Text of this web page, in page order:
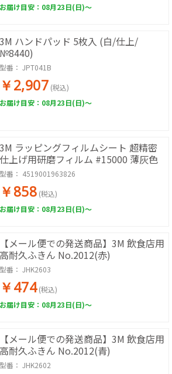
お届け目安：08月23日(日)～
3M ハンドパッド 5枚入 (白/仕上/
№8440)
型番： JPT041B
￥2,907 (税込)
お届け目安：08月23日(日)～
3M ラッピングフィルムシート 超精密
仕上げ用研磨フィルム #15000 薄灰色
型番： 4519001963826
￥858 (税込)
お届け目安：08月23日(日)～
【メール便での発送商品】3M 飲食店用
高耐久ふきん No.2012(赤)
型番： JHK2603
￥474 (税込)
お届け目安：08月23日(日)～
【メール便での発送商品】3M 飲食店用
高耐久ふきん No.2012(青)
型番： JHK2602